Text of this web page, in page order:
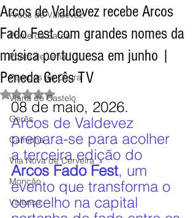
Arcos de Valdevez
Ponte da Barca
Ponte de Lima
Paredes de Coura
Viana do Castelo
Gerês
Caminha
Vila Nova de Cerveira
Monção
Valença
Arcos de Valdevez recebe Arcos
Fado Fest com grandes nomes da
música portuguesa em junho |
Peneda Gerês TV
Avaliado com NaN de 5 estrelas.
08 de maio, 2026.
Arcos de Valdevez
prepara-se para acolher
a terceira edição do
Arcos Fado Fest, um
evento que transforma o
concelho na capital